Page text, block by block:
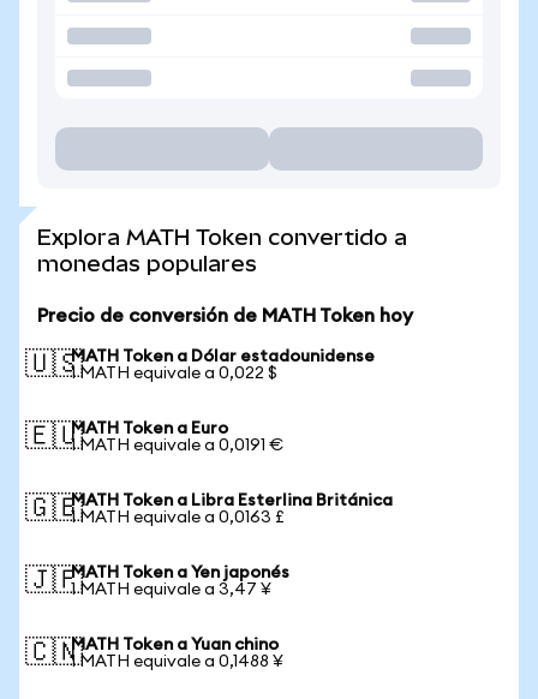
Explora MATH Token convertido a
monedas populares
Precio de conversión de MATH Token hoy
🇺🇸MATH Token a Dólar estadounidense
1 MATH equivale a 0,022 $
🇪🇺MATH Token a Euro
1 MATH equivale a 0,0191 €
🇬🇧MATH Token a Libra Esterlina Británica
1 MATH equivale a 0,0163 £
🇯🇵MATH Token a Yen japonés
1 MATH equivale a 3,47 ¥
🇨🇳MATH Token a Yuan chino
1 MATH equivale a 0,1488 ¥